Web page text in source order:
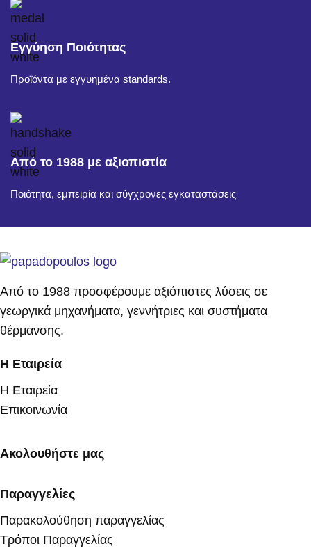
Εγγύηση Ποιότητας
Προϊόντα με εγγυημένα standards.
Από το 1988 με αξιοπιστία
Ποιότητα, εμπειρία και σύγχρονες εγκαταστάσεις
Από το 1988 προσφέρουμε αξιόπιστες λύσεις σε
γεωργικά μηχανήματα, γεννήτριες και συστήματα
θέρμανσης.
Η Εταιρεία
Η Εταιρεία
Επικοινωνία
Ακολουθήστε μας
Παραγγελίες
Παρακολούθηση παραγγελίας
Τρόποι Παραγγελίας